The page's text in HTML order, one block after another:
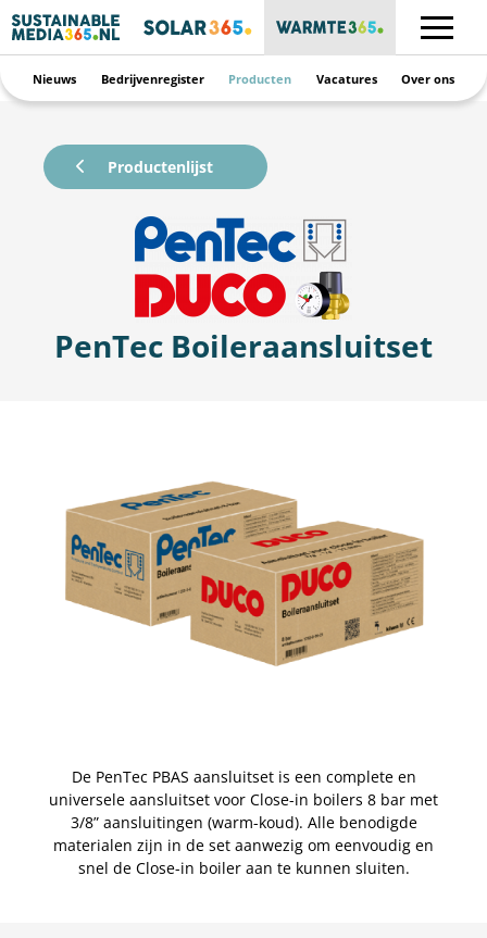
Nieuws Bedrijvenregister Producten Vacatures Over ons
Productenlijst
PenTec Boileraansluitset
De PenTec PBAS aansluitset is een complete en
universele aansluitset voor Close-in boilers 8 bar met
3/8” aansluitingen (warm-koud). Alle benodigde
materialen zijn in de set aanwezig om eenvoudig en
snel de Close-in boiler aan te kunnen sluiten.